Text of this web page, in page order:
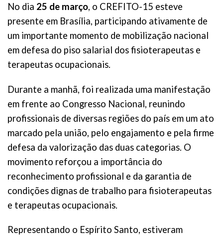
No dia 25 de março, o CREFITO-15 esteve
presente em Brasília, participando ativamente de
um importante momento de mobilização nacional
em defesa do piso salarial dos fisioterapeutas e
terapeutas ocupacionais.
Durante a manhã, foi realizada uma manifestação
em frente ao Congresso Nacional, reunindo
profissionais de diversas regiões do país em um ato
marcado pela união, pelo engajamento e pela firme
defesa da valorização das duas categorias. O
movimento reforçou a importância do
reconhecimento profissional e da garantia de
condições dignas de trabalho para fisioterapeutas
e terapeutas ocupacionais.
Representando o Espírito Santo, estiveram